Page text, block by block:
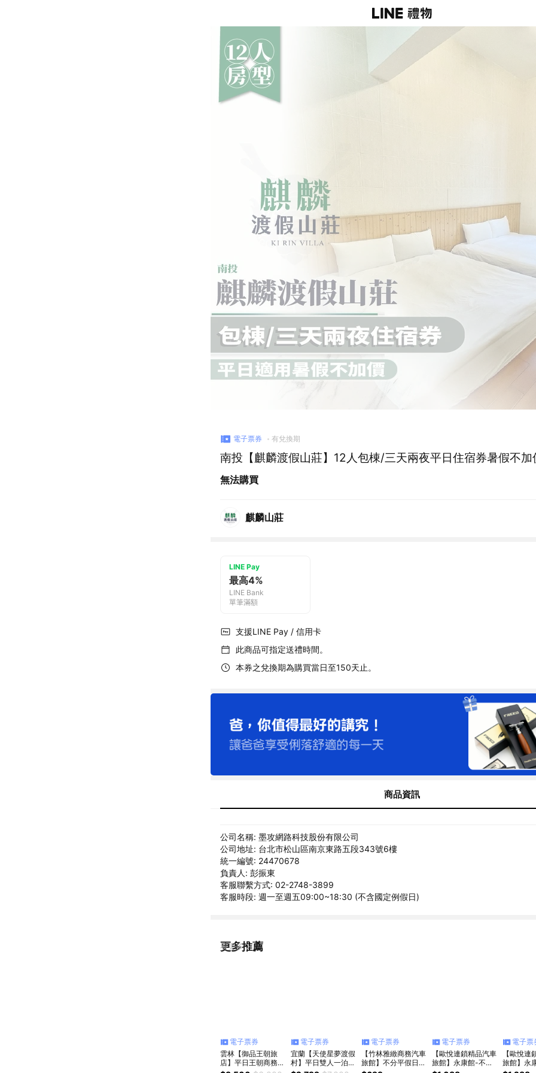
電子票券 有兌換期
南投【麒麟渡假山莊】12人包棟/三天兩夜平日住宿券暑假不
無法購買
麒麟山莊
LINE Pay
最高4%
LINE Bank
單筆滿額
支援LINE Pay / 信用卡
此商品可指定送禮時間。
本券之兌換期為購買當日至150天止。
商品資訊
公司名稱: 墨攻網路科技股份有限公司
公司地址: 台北市松山區南京東路五段343號6樓
統一編號: 24470678
負責人: 彭振東
客服聯繫方式: 02-2748-3899
客服時段: 週一至週五09:00~18:30 (不含國定例假日)
更多推薦
看更多
電子票券
雲林【御品王朝旅
店】平日王朝商務客
電子票券
宜蘭【天使星夢渡假
村】平日雙人一泊一
電子票券
【竹林雅緻商務汽車
旅館】不分平假日休
電子票券
【歐悅連鎖精品汽車
旅館】永康館-不分
電子票
【歐悅連
旅館】永